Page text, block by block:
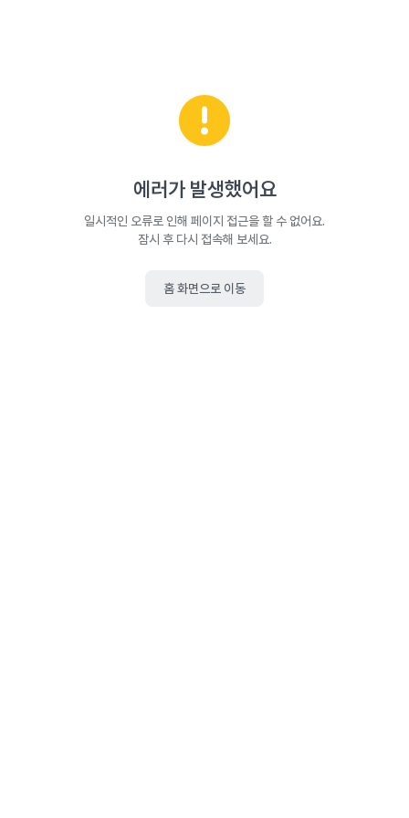
에러가 발생했어요
일시적인 오류로 인해 페이지 접근을 할 수 없어요.
잠시 후 다시 접속해 보세요.
홈 화면으로 이동